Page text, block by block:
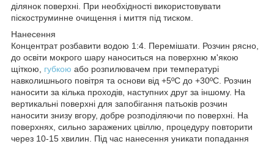
ділянок поверхні. При необхідності використовувати
піскоструминне очищення і миття під тиском.
Нанесення
Концентрат розбавити водою 1:4. Перемішати. Розчин рясно,
до освіти мокрого шару наноситься на поверхню м'якою
щіткою, губкою або розпилювачем при температурі
навколишнього повітря та основи від +5ºС до +30ºС. Розчин
наносити за кілька проходів, наступних друг за іншому. На
вертикальні поверхні для запобігання патьоків розчин
наносити знизу вгору, добре розподіляючи по поверхні. На
поверхнях, сильно заражених цвіллю, процедуру повторити
через 10-15 хвилин. Під час нанесення уникати попадання